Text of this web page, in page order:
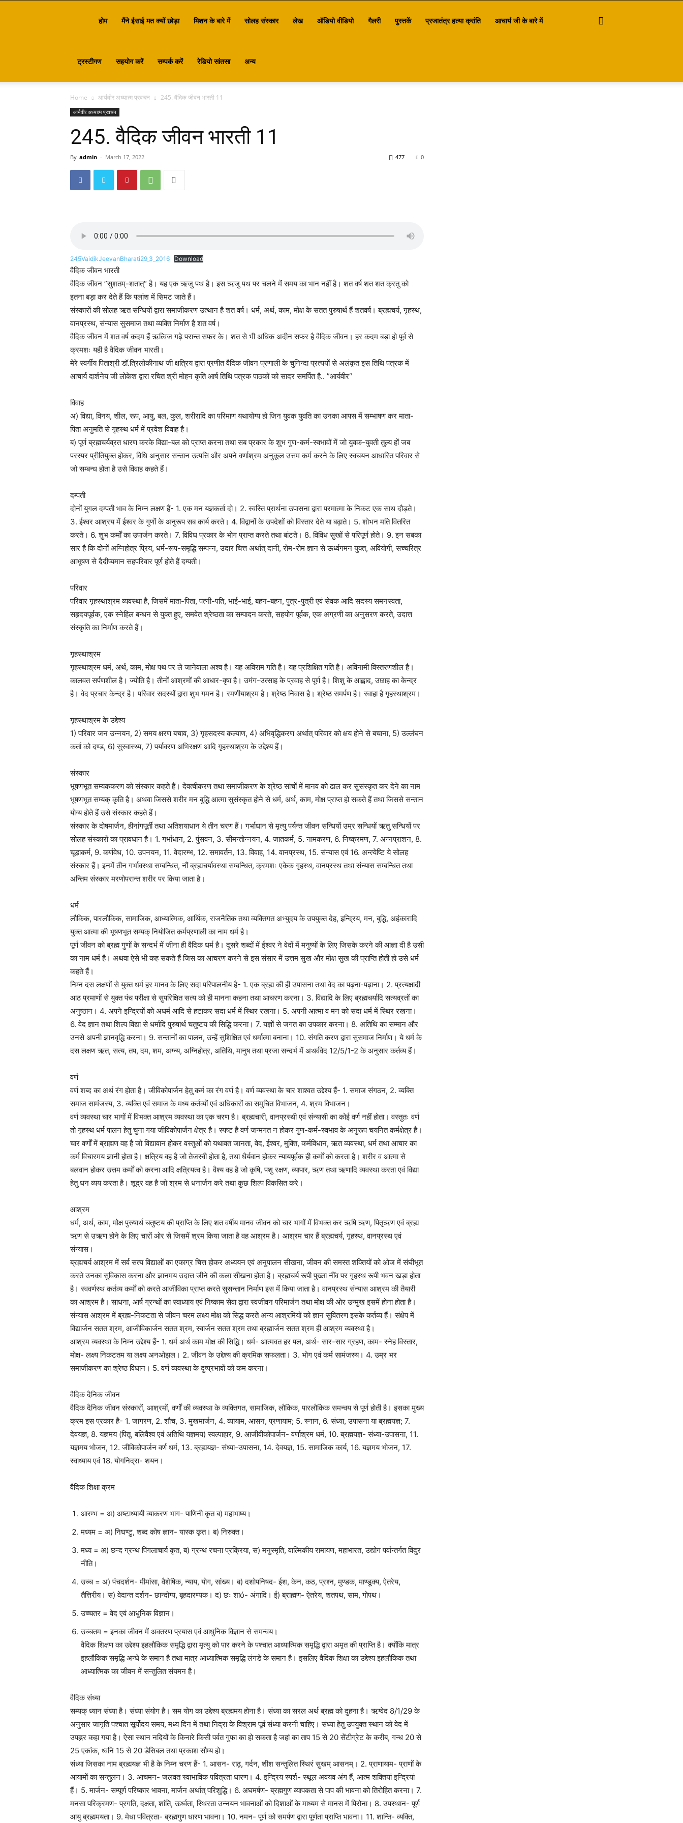
होम मैंने ईसाई मत क्यों छोड़ा मिशन के बारे में सोलह संस्कार लेख ऑडियो वीडियो गैलरी पुस्तकें प्रजातंत्र हत्या क्रांति आचार्य जी के बारे में
ट्रस्टीगण सहयोग करें सम्पर्क करें रेडियो सांतसा अन्य
Home आर्यवीर अध्यात्म प्रवचन 245. वैदिक जीवन भारती 11
आर्यवीर अध्यात्म प्रवचन
245. वैदिक जीवन भारती 11
By admin - March 17, 2022 0
477
245VaidikJeevanBharati29_3_2016 Download
वैदिक जीवन भारती
वैदिक जीवन ”सुशतम्-शतात्“ है। यह एक ऋजु पथ है। इस ऋजु पथ पर चलने में समय का भान नहीं है। शत वर्ष शत शत क्रतु को
इतना बड़ा कर देते हैं कि पलांश में सिमट जाते हैं।
संस्कारों की सोलह ऋत संन्धियों द्वारा समाजीकरण उत्थान है शत वर्ष। धर्म, अर्थ, काम, मोक्ष के सतत पुरुषार्थ हैं शतवर्ष। ब्रह्मचर्य, गृहस्थ,
वानप्रस्थ, संन्यास सुसमाज तथा व्यक्ति निर्माण है शत वर्ष।
वैदिक जीवन में शत वर्ष कदम हैं ऋत्विज गढ़े परान्त सफर के। शत से भी अधिक अदीन सफर है वैदिक जीवन। हर कदम बड़ा हो पूर्व से
क्रमशः यही है वैदिक जीवन भारती।
मेरे स्वर्गीय पिताश्री डॉ.त्रिलोकीनाथ जी क्षत्रिय द्वारा प्रणीत वैदिक जीवन प्रणाली के चुनिन्दा प्रत्ययों से अलंकृत इस तिथि पत्रक में
आचार्य दार्शनेय जी लोकेश द्वारा रचित श्री मोहन कृति आर्ष तिथि पत्रक पाठकों को सादर समर्पित है.. ”आर्यवीर“
विवाह
अ) विद्या, विनय, शील, रूप, आयु, बल, कुल, शरीरादि का परिमाण यथायोग्य हो जिन युवक युवति का उनका आपस में सम्भाषण कर माता-
पिता अनुमति से गृहस्थ धर्म में प्रवेश विवाह है।
ब) पूर्ण ब्रह्मचर्यव्रत धारण करके विद्या-बल को प्राप्त करना तथा सब प्रकार के शुभ गुण-कर्म-स्वभावों में जो युवक-युवती तुल्य हों जब
परस्पर प्रीतियुक्त होकर, विधि अनुसार सन्तान उत्पत्ति और अपने वर्णाश्रम अनुकूल उत्तम कर्म करने के लिए स्वचयन आधारित परिवार से
जो सम्बन्ध होता है उसे विवाह कहते हैं।
दम्पती
दोनों युगल दम्पती भाव के निम्न लक्षण हैं- 1. एक मन यज्ञकर्ता दो। 2. स्वस्ति प्रार्थना उपासना द्वारा परमात्मा के निकट एक साथ दौड़ते।
3. ईश्वर आश्रय में ईश्वर के गुणों के अनुरूप सब कार्य करते। 4. विद्वानों के उपदेशों को विस्तार देते या बढ़ाते। 5. शोभन मति वितरित
करते। 6. शुभ कर्मों का उपार्जन करते। 7. विविध प्रकार के भोग प्राप्त करते तथा बांटते। 8. विविध सुखों से परिपूर्ण होते। 9. इन सबका
सार है कि दोनों अग्निहोत्र प्रिय, धर्म-रूप-समृद्धि सम्पन्न, उदार चित्त अर्थात् दानी, रोम-रोम ज्ञान से ऊर्ध्वगमन युक्त, अवियोगी, सच्चरित्र
आभूषण से दैदीप्यमान सहपरिवार पूर्ण होते हैं दम्पती।
परिवार
परिवार गृहस्थाश्रम व्यवस्था है, जिसमें माता-पिता, पत्नी-पति, भाई-भाई, बहन-बहन, पुत्र-पुत्री एवं सेवक आदि सदस्य समनस्वता,
सहृदयपूर्वक, एक स्नेहिल बन्धन से युक्त हुए, समवेत श्रेष्ठता का सम्पादन करते, सहयोग पूर्वक, एक अग्रणी का अनुसरण करते, उदात्त
संस्कृति का निर्माण करते हैं।
गृहस्थाश्रम
गृहस्थाश्रम धर्म, अर्थ, काम, मोक्ष पथ पर ले जानेवाला अश्व है। यह अविराम गति है। यह प्रशिक्षित गति है। अविनामी विस्तरणशील है।
कालवत सर्पणशील है। ज्योति है। तीनों आश्रमों की आधार-वृषा है। उमंग-उत्साह के प्रवाह से पूर्ण है। शिशु के आह्लाद, उछाह का केन्द्र
है। वेद प्रचार केन्द्र है। परिवार सदस्यों द्वारा शुभ गमन है। रमणीयाश्रम है। श्रेष्ठ निवास है। श्रेष्ठ समर्पण है। स्वाहा है गृहस्थाश्रम।
गृहस्थाश्रम के उद्देश्य
1) परिवार जन उन्नयन, 2) समय क्षरण बचाव, 3) गृहसदस्य कल्याण, 4) अभिवृद्धिकरण अर्थात् परिवार को क्षय होने से बचाना, 5) उल्लंघन
कर्ता को दण्ड, 6) सुस्वास्थ्य, 7) पर्यावरण अभिरक्षण आदि गृहस्थाश्रम के उद्देश्य हैं।
संस्कार
भूषणभूत सम्यककरण को संस्कार कहते हैं। देवत्वीकरण तथा समाजीकरण के श्रेष्ठ सांचों में मानव को ढाल कर सुसंस्कृत कर देने का नाम
भूषणभूत सम्यक् कृति है। अथवा जिससे शरीर मन बुद्धि आत्मा सुसंस्कृत होने से धर्म, अर्थ, काम, मोक्ष प्राप्त हो सकते हैं तथा जिससे सन्तान
योग्य होते हैं उसे संस्कार कहते हैं।
संस्कार के दोषमार्जन, हीनांगपूर्ती तथा अतिशयाधान ये तीन चरण हैं। गर्भाधान से मृत्यु पर्यन्त जीवन सन्धियों उम्र सन्धियों ऋतु सन्धियों पर
सोलह संस्कारों का प्रावधान है। 1. गर्भाधान, 2. पुंसवन, 3. सीमन्तोन्नयन, 4. जातकर्म, 5. नामकरण, 6. निष्क्रमण, 7. अन्नप्राशन, 8.
चूड़ाकर्म, 9. कर्णवेध, 10. उपनयन, 11. वेदारम्भ, 12. समावर्तन, 13. विवाह, 14. वानप्रस्थ, 15. संन्यास एवं 16. अन्त्येष्टि ये सोलह
संस्कार हैं। इनमें तीन गर्भावस्था सम्बन्धित, नौं ब्रह्मचर्यावस्था सम्बन्धित, क्रमशः एकेक गृहस्थ, वानप्रस्थ तथा संन्यास सम्बन्धित तथा
अन्तिम संस्कार मरणोपरान्त शरीर पर किया जाता है।
धर्म
लौकिक, पारलौकिक, सामाजिक, आध्यात्मिक, आर्थिक, राजनैतिक तथा व्यक्तिगत अभ्युदय के उपयुक्त देह, इन्द्रिय, मन, बुद्धि, अहंकारादि
युक्त आत्मा की भूषणभूत सम्यक् नियोजित कर्मप्रणाली का नाम धर्म है।
पूर्ण जीवन को ब्रह्म गुणों के सन्दर्भ में जीना ही वैदिक धर्म है। दूसरे शब्दों में ईश्वर ने वेदों में मनुष्यों के लिए जिसके करने की आज्ञा दी है उसी
का नाम धर्म है। अथवा ऐसे भी कह सकते हैं जिस का आचरण करने से इस संसार में उत्तम सुख और मोक्ष सुख की प्राप्ति होती हो उसे धर्म
कहते हैं।
निम्न दस लक्षणों से युक्त धर्म हर मानव के लिए सदा परिपालनीय है- 1. एक ब्रह्म की ही उपासना तथा वेद का पढ़ना-पढ़ाना। 2. प्रत्यक्षादी
आठ प्रमाणों से युक्त पंच परीक्षा से सुपरिक्षित सत्य को ही मानना कहना तथा आचरण करना। 3. विद्यादि के लिए ब्रह्मचर्यादि सत्यव्रतों का
अनुष्ठान। 4. अपने इन्द्रियों को अधर्म आदि से हटाकर सदा धर्म में स्थिर रखना। 5. अपनी आत्मा व मन को सदा धर्म में स्थिर रखना।
6. वेद ज्ञान तथा शिल्प विद्या से धर्मादि पुरुषार्थ चतुष्टय की सिद्धि करना। 7. यज्ञों से जगत का उपकार करना। 8. अतिथि का सम्मान और
उनसे अपनी ज्ञानवृद्धि करना। 9. सन्तानों का पालन, उन्हें सुशिक्षित एवं धर्मात्मा बनाना। 10. संगति करण द्वारा सुसमाज निर्माण। ये धर्म के
दस लक्षण ऋत, सत्य, तप, दम, शम, अग्न्य, अग्निहोत्र, अतिथि, मानुष तथा प्रजा सन्दर्भ में अथर्ववेद 12/5/1-2 के अनुसार कर्तव्य हैं।
वर्ण
वर्ण शब्द का अर्थ रंग होता है। जीविकोपार्जन हेतु कर्म का रंग वर्ण है। वर्ण व्यवस्था के चार शाश्वत उद्देश्य हैं- 1. समाज संगठन, 2. व्यक्ति
समाज सामंजस्य, 3. व्यक्ति एवं समाज के मध्य कर्तव्यों एवं अधिकारों का समुचित विभाजन, 4. श्रम विभाजन।
वर्ण व्यवस्था चार भागों में विभक्त आश्रम व्यवस्था का एक चरण है। ब्रह्मचारी, वानप्रस्थी एवं संन्यासी का कोई वर्ण नहीं होता। वस्तुतः वर्ण
तो गृहस्थ धर्म पालन हेतु चुना गया जीविकोपार्जन क्षेत्र है। स्पष्ट है वर्ण जन्मगत न होकर गुण-कर्म-स्वभाव के अनुरूप चयनित कर्मक्षेत्र है।
चार वर्णों में ब्राह्मण वह है जो विद्यावान होकर वस्तुओं को यथावत जानता, वेद, ईश्वर, मुक्ति, कर्मविधान, ऋत व्यवस्था, धर्म तथा आचार का
कर्म विचारमय ज्ञानी होता है। क्षत्रिय वह है जो तेजस्वी होता है, तथा धैर्यवान होकर न्यायपूर्वक ही कर्मों को करता है। शरीर व आत्मा से
बलवान होकर उत्तम कर्मों को करना आदि क्षत्रियत्व है। वैश्य वह है जो कृषि, पशु रक्षण, व्यापार, ऋण तथा ऋणादि व्यवस्था करता एवं विद्या
हेतु धन व्यय करता है। शूद्र वह है जो श्रम से धनार्जन करे तथा कुछ शिल्प विकसित करे।
आश्रम
धर्म, अर्थ, काम, मोक्ष पुरुषार्थ चतुष्टय की प्राप्ति के लिए शत वर्षीय मानव जीवन को चार भागों में विभक्त कर ऋषि ऋण, पितृऋण एवं ब्रह्म
ऋण से उऋण होने के लिए चारों ओर से जिसमें श्रम किया जाता है वह आश्रम है। आश्रम चार हैं ब्रह्मचर्य, गृहस्थ, वानप्रस्थ एवं
संन्यास।
ब्रह्मचर्य आश्रम में सर्व सत्य विद्याओं का एकाग्र चित्त होकर अध्ययन एवं अनुपालन सीखना, जीवन की समस्त शक्तियों को ओज में संघीभूत
करते उनका सुविकास करना और ज्ञानमय उदात्त जीने की कला सीखना होता है। ब्रह्मचर्य रूपी पुख्ता नींव पर गृहस्थ रूपी भवन खड़ा होता
है। स्ववर्णस्थ कर्तव्य कर्मों को करते आजीविका प्राप्त करते सुसन्तान निर्माण इस में किया जाता है। वानप्रस्थ संन्यास आश्रम की तैयारी
का आश्रम है। साधना, आर्ष ग्रन्थों का स्वाध्याय एवं निष्काम सेवा द्वारा स्वजीवन परिमार्जन तथा मोक्ष की ओर उन्मुख इसमें होना होता है।
संन्यास आश्रम में ब्रह्म-निकटता से जीवन चरम लक्ष्य मोक्ष को सिद्ध करते अन्य आश्रमियों को ज्ञान सुवितरण इसके कर्तव्य हैं। संक्षेप में
विद्यार्जन सतत श्रम, आजीविकार्जन सतत श्रम, स्वार्जन सतत श्रम तथा ब्रह्मार्जन सतत श्रम ही आश्रम व्यवस्था है।
आश्रम व्यवस्था के निम्न उद्देश्य हैं- 1. धर्म अर्थ काम मोक्ष की सिद्धि। धर्म- आत्मवत हर पल, अर्थ- सार-सार ग्रहण, काम- स्नेह विस्तार,
मोक्ष- लक्ष्य निकटतम या लक्ष्य अनओझल। 2. जीवन के उद्देश्य की क्रमिक सफलता। 3. भोग एवं कर्म सामंजस्य। 4. उम्र भर
समाजीकरण का श्रेष्ठ विधान। 5. वर्ण व्यवस्था के दुष्प्रभावों को कम करना।
वैदिक दैनिक जीवन
वैदिक दैनिक जीवन संस्कारों, आश्रमों, वर्णों की व्यवस्था के व्यक्तिगत, सामाजिक, लौकिक, पारलौकिक समन्वय से पूर्ण होती है। इसका मुख्य
क्रम इस प्रकार है- 1. जागरण, 2. शौच, 3. मुखमार्जन, 4. व्यायाम, आसन, प्रणायाम; 5. स्नान, 6. संध्या, उपासना या ब्रह्मयज्ञ; 7.
देवयज्ञ, 8. यज्ञमय (पितृ, बलिवैश्व एवं अतिथि यज्ञमय) स्वल्पाहार, 9. आजीवीकोपार्जन- वर्णाश्रम धर्म, 10. ब्रह्मयज्ञ- संध्या-उपासना, 11.
यज्ञमय भोजन, 12. जीविकोपार्जन वर्ण धर्म, 13. ब्रह्मयज्ञ- संध्या-उपासना, 14. देवयज्ञ, 15. सामाजिक कार्य, 16. यज्ञमय भोजन, 17.
स्वाध्याय एवं 18. योगनिद्रा- शयन।
वैदिक शिक्षा क्रम
आरम्भ = अ) अष्टाध्यायी व्याकरण भाग- पाणिनी कृत ब) महाभाष्य।
मध्यम = अ) निघण्टु, शब्द कोष ज्ञान- यास्क कृत। ब) निरुक्त।
मध्य = अ) छन्द ग्रन्थ पिंगलाचार्य कृत, ब) ग्रन्थ रचना प्रक्रिया, स) मनुस्मृति, वाल्मिकीय रामायण, महाभारत, उद्योग पर्वान्तर्गत विदुर
नीति।
उच्च = अ) पंचदर्शन- मीमांसा, वैशेषिक, न्याय, योग, सांख्य। ब) दशोपनिषद- ईश, केन, कठ, प्रश्न, मुण्डक, माण्डूक्य, ऐतरेय,
तैत्तिरीय। स) वेदान्त दर्शन- छान्दोग्य, बृहदारण्यक। द) छः शाó- अंगादि। ई) ब्राह्मण- ऐतरेय, शतपथ, साम, गोपथ।
उच्चतर = वेद एवं आधुनिक विज्ञान।
उच्चतम = इनका जीवन में अवतरण प्रयास एवं आधुनिक विज्ञान से समन्वय।
वैदिक शिक्षण का उद्देश्य इहलौकिक समृद्धि द्वारा मृत्यु को पार करने के पश्चात आध्यात्मिक समृद्धि द्वारा अमृत की प्राप्ति है। क्योंकि मात्र
इहलौकिक समृद्धि अन्धे के समान है तथा मात्र आध्यात्मिक समृद्धि लंगडे के समान है। इसलिए वैदिक शिक्षा का उद्देश्य इहलौकिक तथा
आध्यात्मिक का जीवन में सन्तुलित संयमन है।
वैदिक संध्या
सम्यक् ध्यान संध्या है। संध्या संयोग है। सम योग का उद्देश्य ब्रह्ममय होना है। संध्या का सरल अर्थ ब्रह्म को दुहना है। ऋग्वेद 8/1/29 के
अनुसार जागृति पश्चात सूर्योदय समय, मध्य दिन में तथा निद्रा के विश्राम पूर्व संध्या करनी चाहिए। संध्या हेतु उपयुक्त स्थान को वेद में
उपह्नर कहा गया है। ऐसा स्थान नदियों के किनारे किसी पर्वत गुफा का हो सकता है जहां का ताप 15 से 20 सेंटीग्रेट के करीब, गन्ध 20 से
25 एकांक, ध्वनि 15 से 20 डेसिबल तथा प्रकाश सौम्य हो।
संध्या जिसका नाम ब्रह्मयज्ञ भी है के निम्न चरण हैं- 1. आसन- राढ़, गर्दन, शीश सन्तुलित स्थिरं सुखम् आसनम्। 2. प्राणायाम- प्राणों के
आयामों का सन्तुलन। 3. आचमन- जलवत स्वाभाविक पवित्रता धारण। 4. इन्द्रिय स्पर्श- स्थूल अवयव अंग हैं, आत्म शक्तियां इन्द्रियां
हैं। 5. मार्जन- सम्पूर्ण परिष्कार भावना, मार्जन अर्थात् परिशुद्धि। 6. अघमर्षण- ब्रह्मगुण व्यापकता से पाप की भावना को तिरोहित करना। 7.
मनसा परिक्रमण- प्रगति, दक्षता, शांति, ऊर्ध्वता, स्थिरता उन्नयन भावनाओं को दिशाओं के माध्यम से मानस में पिरोना। 8. उपस्थान- पूर्ण
आयु ब्रह्ममयता। 9. मेधा पवित्रता- ब्रह्मगुण धारण भावना। 10. नमन- पूर्ण को समर्पण द्वारा पूर्णता प्राप्ति भावना। 11. शान्ति- व्यक्ति,